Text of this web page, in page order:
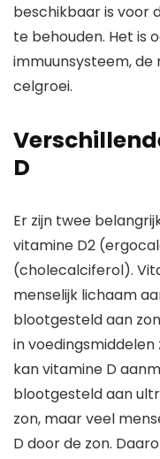
beschikbaar is voor
te behouden. Het is
immuunsysteem,
celgroei.
D
Er zijn twee
vitamine D2
(cholecalciferol).
menselijk lichaam
blootgesteld aan
in
kan vitamine D
blootgesteld aan
zon, maar veel
D door de zon.